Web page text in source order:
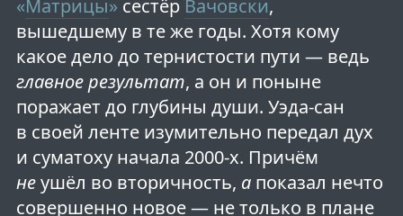
«Матрицы» сестёр Вачовски,
вышедшему в те же годы. Хотя кому
какое дело до тернистости пути — ведь
главное результат, а он и поныне
поражает до глубины души. Уэда-сан
в своей ленте изумительно передал дух
и суматоху начала 2000-х. Причём
неушёл во вторичность, апоказал нечто
совершенно новое — не только в плане